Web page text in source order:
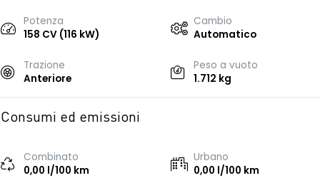
Potenza
158 CV (116 kW)
Cambio
Automatico
Trazione
Anteriore
Peso a vuoto
1.712 kg
Consumi ed emissioni
Combinato
0,00 l/100 km
Urbano
0,00 l/100 km